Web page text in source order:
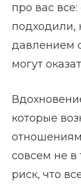
про вас
подходили,
давлением
могут
которые
совсем не в
риск, что